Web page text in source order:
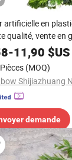
artificielle en
qualité, vente en
intérieure
murale pour
Noël et
-11,90 $US
(MOQ)
demande